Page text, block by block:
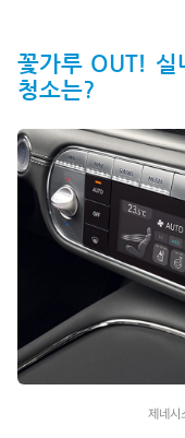
꽃가루 OUT! 실
청소는?
제네시